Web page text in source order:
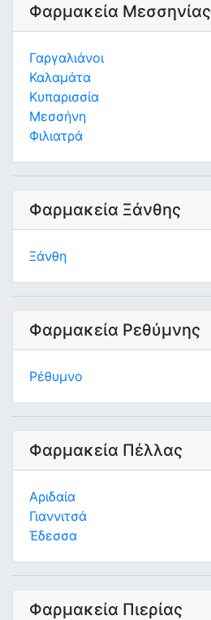
Φαρμακεία Μεσσηνίας
Γαργαλιάνοι
Καλαμάτα
Κυπαρισσία
Μεσσήνη
Φιλιατρά
Φαρμακεία Ξάνθης
Ξάνθη
Φαρμακεία Ρεθύμνης
Ρέθυμνο
Φαρμακεία Πέλλας
Αριδαία
Γιαννιτσά
Έδεσσα
Φαρμακεία Πιερίας